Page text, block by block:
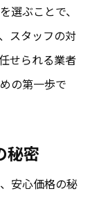
選ぶことで、
スタッフの対
せられる業者
の第一歩で
秘密
安心価格の秘